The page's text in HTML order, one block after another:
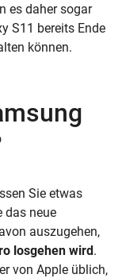
es daher sogar
S11 bereits Ende
können.
Sie etwas
das neue
auszugehen,
losgehen wird.
von Apple üblich,